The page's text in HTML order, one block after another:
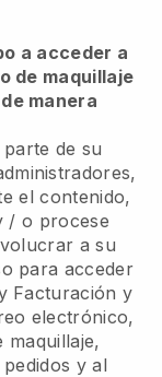
a acceder a
de maquillaje
manera
de su
el contenido,
/ o procese
a su
para acceder
Facturación y
electrónico,
maquillaje,
y al